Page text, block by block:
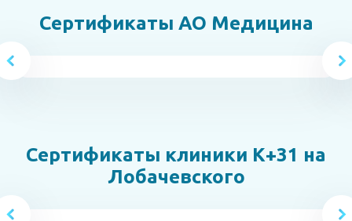
Сертификаты АО Медицина
Сертификаты клиники К+31 на
Лобачевского